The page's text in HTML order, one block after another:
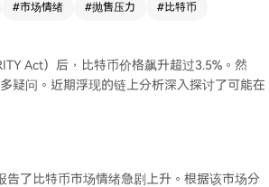
#市场情绪 #抛售压力 #比特币
Act）后，比特币价格飙升超过3.5%。然
疑问。近期浮现的链上分析深入探讨了可能在
了比特币市场情绪急剧上升。根据该市场分